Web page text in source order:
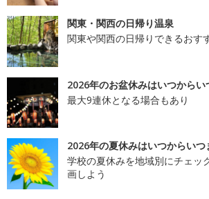
関東・関西の日帰り温泉
関東や関西の日帰りできるおす
2026年のお盆休みはいつからい
最大9連休となる場合もあり
2026年の夏休みはいつからいつ
学校の夏休みを地域別にチェッ
画しよう